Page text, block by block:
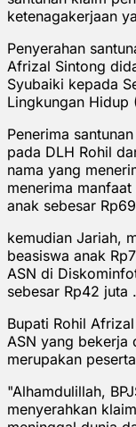
ketenagakerjaan
Penyerahan
Afrizal Sintong
Syubaiki kepada
Lingkungan Hidup
Penerima
pada DLH Rohil
nama yang
menerima
anak sebesar
kemudian Jariah,
beasiswa anak
ASN di
sebesar Rp42 juta .
Bupati Rohil
ASN yang bekerja
merupakan
"Alhamdulillah,
menyerahkan